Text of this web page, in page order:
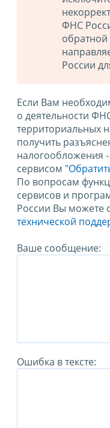
ФНС
России
Если Вам
о деятельности
территориальных
получить
налогообложения
сервисом
По вопросам
сервисов и
России Вы можете
технической
Ваше сообщение:
Ошибка в тексте: